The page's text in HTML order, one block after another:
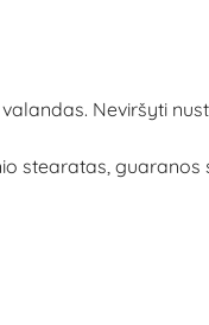
Neviršyti
stearatas,